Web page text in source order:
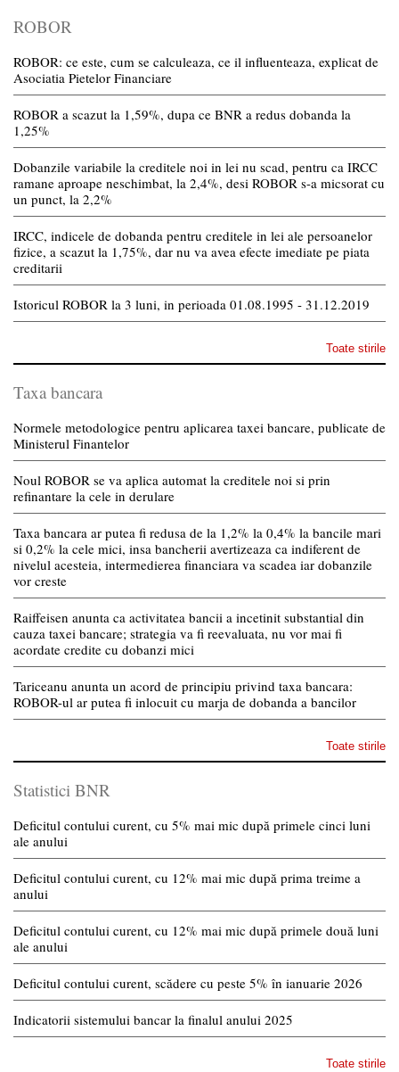
ROBOR
ROBOR: ce este, cum se calculeaza, ce il influenteaza, explicat de
Asociatia Pietelor Financiare
ROBOR a scazut la 1,59%, dupa ce BNR a redus dobanda la
1,25%
Dobanzile variabile la creditele noi in lei nu scad, pentru ca IRCC
ramane aproape neschimbat, la 2,4%, desi ROBOR s-a micsorat cu
un punct, la 2,2%
IRCC, indicele de dobanda pentru creditele in lei ale persoanelor
fizice, a scazut la 1,75%, dar nu va avea efecte imediate pe piata
creditarii
Istoricul ROBOR la 3 luni, in perioada 01.08.1995 - 31.12.2019
Toate stirile
Taxa bancara
Normele metodologice pentru aplicarea taxei bancare, publicate de
Ministerul Finantelor
Noul ROBOR se va aplica automat la creditele noi si prin
refinantare la cele in derulare
Taxa bancara ar putea fi redusa de la 1,2% la 0,4% la bancile mari
si 0,2% la cele mici, insa bancherii avertizeaza ca indiferent de
nivelul acesteia, intermedierea financiara va scadea iar dobanzile
vor creste
Raiffeisen anunta ca activitatea bancii a incetinit substantial din
cauza taxei bancare; strategia va fi reevaluata, nu vor mai fi
acordate credite cu dobanzi mici
Tariceanu anunta un acord de principiu privind taxa bancara:
ROBOR-ul ar putea fi inlocuit cu marja de dobanda a bancilor
Toate stirile
Statistici BNR
Deficitul contului curent, cu 5% mai mic după primele cinci luni
ale anului
Deficitul contului curent, cu 12% mai mic după prima treime a
anului
Deficitul contului curent, cu 12% mai mic după primele două luni
ale anului
Deficitul contului curent, scădere cu peste 5% în ianuarie 2026
Indicatorii sistemului bancar la finalul anului 2025
Toate stirile